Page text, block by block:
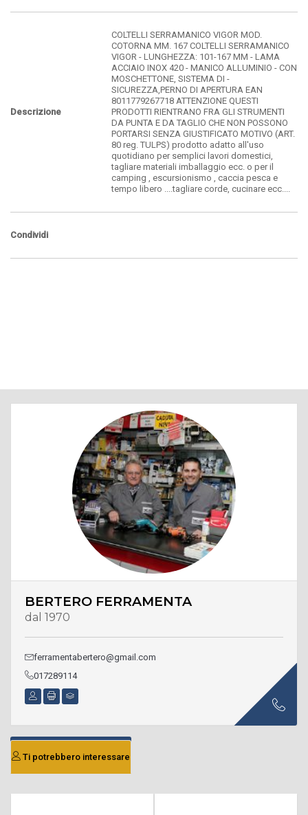
Descrizione
COLTELLI SERRAMANICO VIGOR MOD.
COTORNA MM. 167 COLTELLI SERRAMANICO
VIGOR - LUNGHEZZA: 101-167 MM - LAMA
ACCIAIO INOX 420 - MANICO ALLUMINIO - CON
MOSCHETTONE, SISTEMA DI -
SICUREZZA,PERNO DI APERTURA EAN
8011779267718 ATTENZIONE QUESTI
PRODOTTI RIENTRANO FRA GLI STRUMENTI
DA PUNTA E DA TAGLIO CHE NON POSSONO
PORTARSI SENZA GIUSTIFICATO MOTIVO (ART.
80 reg. TULPS) prodotto adatto all'uso
quotidiano per semplici lavori domestici,
tagliare materiali imballaggio ecc. o per il
camping , escursionismo , caccia pesca e
tempo libero ....tagliare corde, cucinare ecc....
Condividi
BERTERO FERRAMENTA
dal 1970
ferramentabertero@gmail.com
017289114
Ti potrebbero interessare